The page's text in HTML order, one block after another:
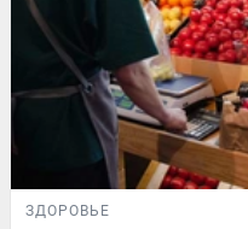
ЗДОРОВЬЕ